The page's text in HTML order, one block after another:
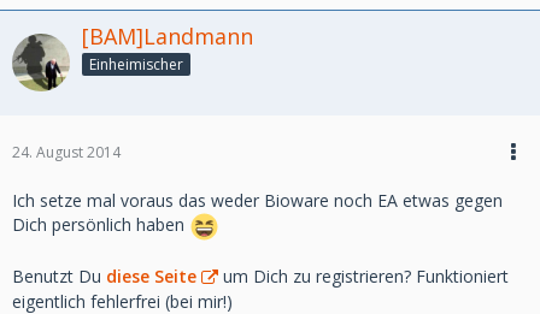
[BAM]Landmann
Einheimischer
24. August 2014
Ich setze mal voraus das weder Bioware noch EA etwas gegen
Dich persönlich haben
Benutzt Du diese Seite
um Dich zu registrieren? Funktioniert
eigentlich fehlerfrei (bei mir!)